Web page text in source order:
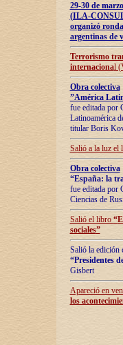
29-30 de
(ILA-
organizó
argentinas de
Terrorismo
internacional
Obra colectiva
”América
fue editada por
Latinoamérica
titular Boris
Salió a la luz el
Obra colectiva
“España: la
fue editada por
Ciencias de
Salió el libro “
sociales”
Salió la edición
“Presidentes
Gisbert
Apareció en
los